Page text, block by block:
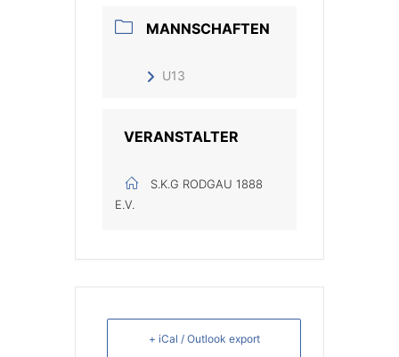
MANNSCHAFTEN
U13
VERANSTALTER
S.K.G RODGAU 1888
E.V.
+ iCal / Outlook export